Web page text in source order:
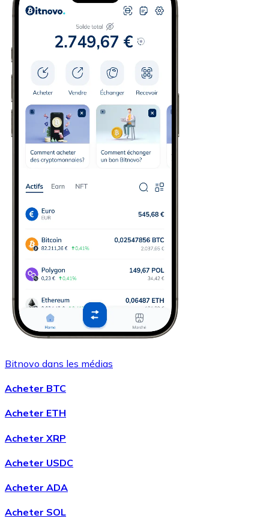
Bitnovo dans les médias
Acheter BTC
Acheter ETH
Acheter XRP
Acheter USDC
Acheter ADA
Acheter SOL